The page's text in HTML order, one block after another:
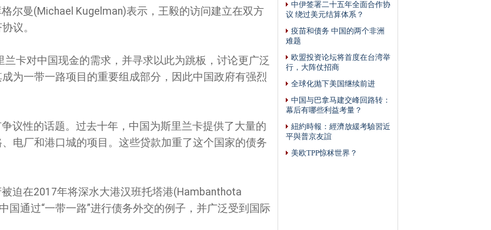
尔曼(Michael Kugelman)表示，王毅的访问建立在双方
议。
卡对中国现金的需求，并寻求以此为跳板，讨论更广泛
为一带一路项目的重要组成部分，因此中国政府有强烈
议性的话题。过去十年，中国为斯里兰卡提供了大量的
电厂和港口城的项目。这些贷款加重了这个国家的债务
迫在2017年将深水大港汉班托塔港(Hambanthota
国通过“一带一路”进行债务外交的例子，并广泛受到国际
中伊签署二十五年全面合作协
议 绕过美元结算体系？
疫苗和债务 中国的两个非洲
难题
欧盟投资论坛将首度在台湾举
行，大阵仗招商
全球化抛下美国继续前进
中国与巴拿马建交峰回路转：
幕后有哪些利益考量？
紐約時報：經濟放緩考驗習近
平與普京友誼
美欧TPP惊秫世界？